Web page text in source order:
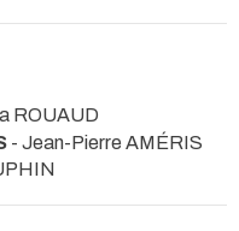
ROUAUD
- Jean-Pierre AMÉRIS